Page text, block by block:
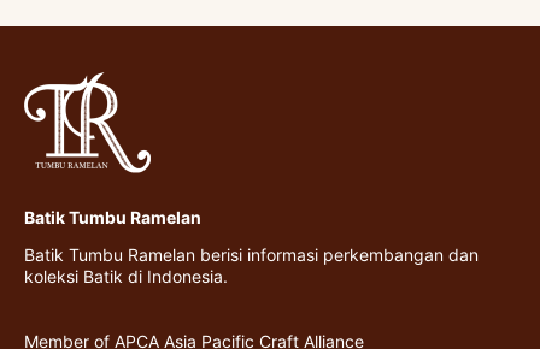
Batik Tumbu Ramelan
Batik Tumbu Ramelan berisi informasi perkembangan dan
koleksi Batik di Indonesia.
Member of APCA Asia Pacific Craft Alliance